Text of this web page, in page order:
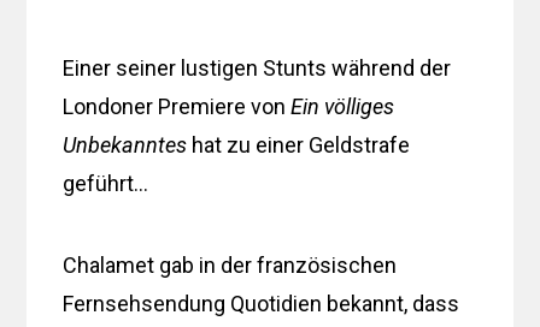
Einer seiner lustigen Stunts während der
Londoner Premiere vonEin völliges
Unbekanntes hat zu einer Geldstrafe
geführt…
Chalamet gab in der französischen
Fernsehsendung Quotidien bekannt, dass